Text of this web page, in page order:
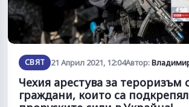
СВЯТ 21 Април 2021, 12:04Автор:
Чехия арестува за тероризъм
граждани, които са